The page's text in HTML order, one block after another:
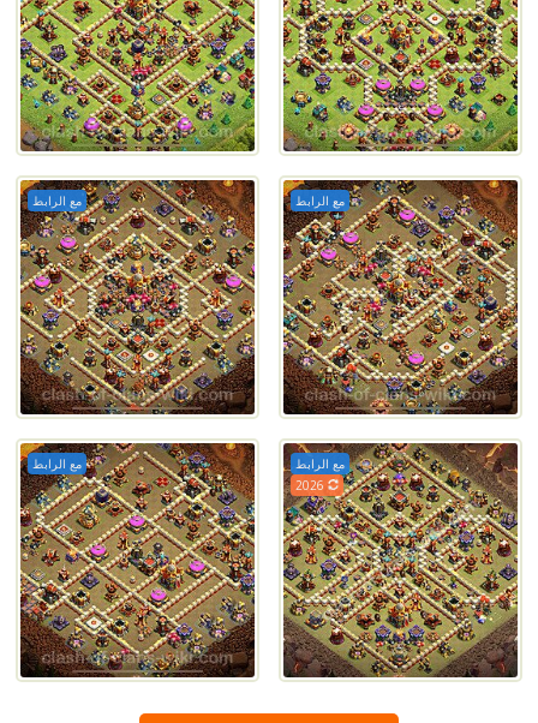
مع الرابط مع الرابط
مع الرابط
2026
مع الرابط